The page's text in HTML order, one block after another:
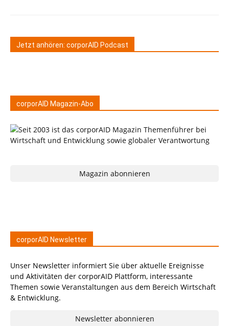
Jetzt anhören: corporAID Podcast
corporAID Magazin-Abo
Magazin abonnieren
corporAID Newsletter
Unser Newsletter informiert Sie über aktuelle Ereignisse
und Aktivitäten der corporAID Plattform, interessante
Themen sowie Veranstaltungen aus dem Bereich Wirtschaft
& Entwicklung.
Newsletter abonnieren